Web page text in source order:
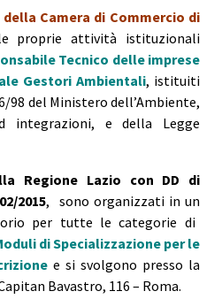
della Camera di Commercio di
proprie attività istituzionali
Tecnico delle imprese
Gestori Ambientali, istituiti
98 del Ministero dell’Ambiente,
integrazioni, e della Legge
Regione Lazio con DD di
2015, sono organizzati in un
per tutte le categorie di
di Specializzazione per le
e si svolgono presso la
Bavastro, 116 – Roma.